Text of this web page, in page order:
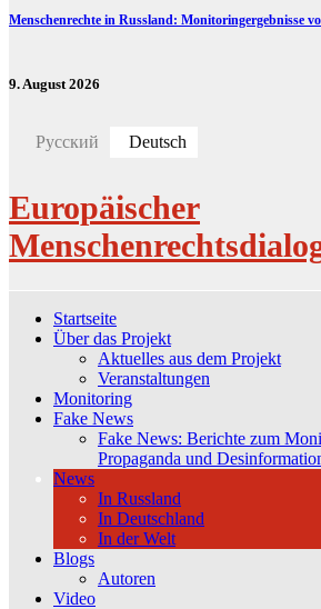
Menschenrechte in Russland: Monitoringergebnisse
9. August 2026
Русский Deutsch
Europäischer
Startseite
Über das Projekt
Aktuelles aus dem Projekt
Veranstaltungen
Monitoring
Fake News
Fake News: Berichte zum
Propaganda und
News
In Russland
In Deutschland
In der Welt
Blogs
Autoren
Video